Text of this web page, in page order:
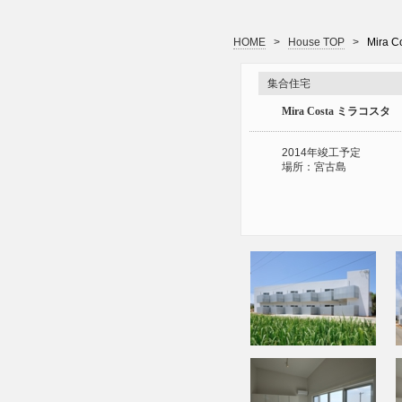
HOME > House TOP > Mira
集合住宅
Mira Costa ミラコスタ
2014年竣工予定
場所：宮古島